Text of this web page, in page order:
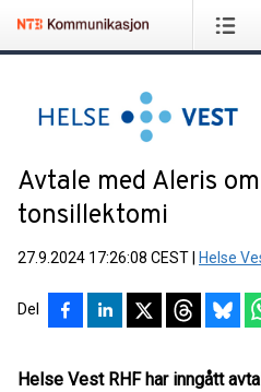
Avtale med Aleris
tonsillektomi
27.9.2024 17:26:08 CEST Helse
Del
Helse Vest RHF har inngått